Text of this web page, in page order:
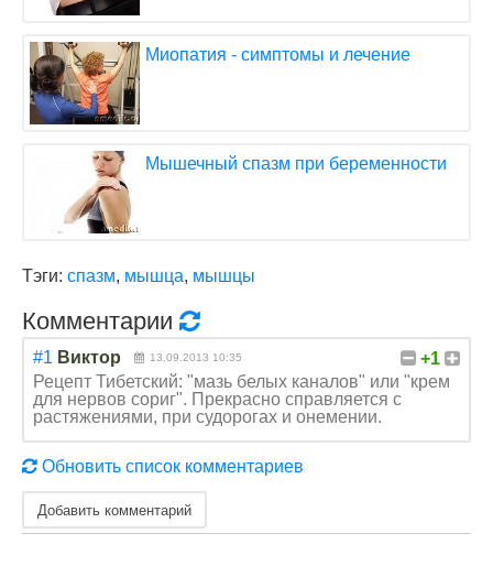
Миопатия - симптомы и лечение
Мышечный спазм при беременности
Тэги: спазм, мышца, мышцы
Комментарии
+1
#1 Виктор 13.09.2013 10:35
Рецепт Тибетский: "мазь белых каналов" или "крем
для нервов сориг". Прекрасно справляется с
растяжениями, при судорогах и онемении.
Обновить список комментариев
Добавить комментарий